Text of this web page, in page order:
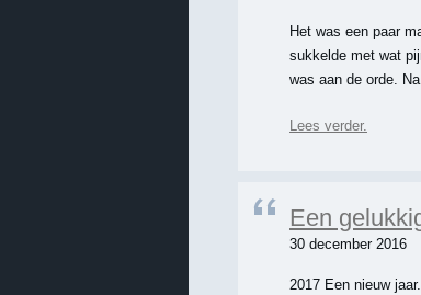
Het was een paar
sukkelde met wat
was aan de orde.
Lees verder.
Een
30 december 2016
2017 Een nieuw